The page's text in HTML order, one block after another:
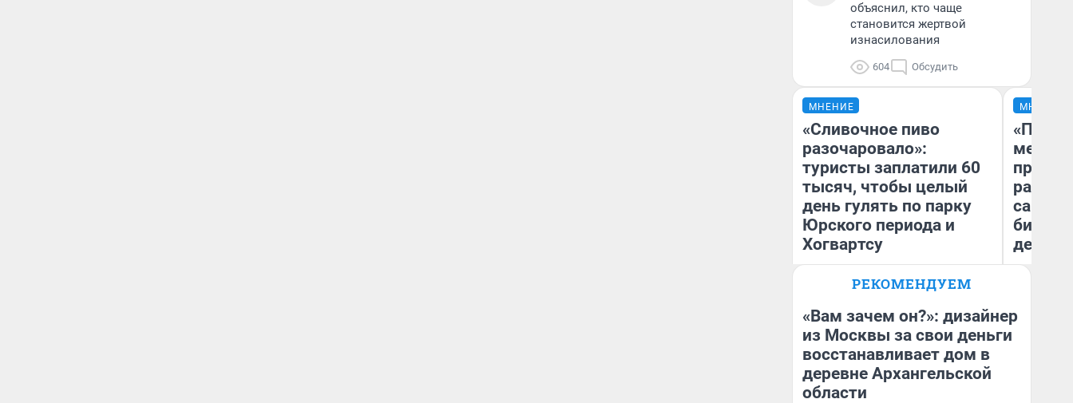
объяснил, кто чаще
становится жертвой
изнасилования
604 Обсудить
МНЕНИЕ
«Сливочное пиво
разочаровало»:
туристы заплатили 60
тысяч, чтобы целый
день гулять по парку
Юрского периода и
Хогвартсу
МНЕНИЕ
самом
РЕКОМЕНДУЕМ
«Вам зачем он?»: дизайнер
из Москвы за свои деньги
восстанавливает дом в
деревне Архангельской
области